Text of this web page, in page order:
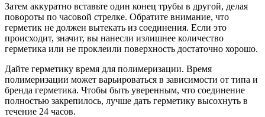
Затем аккуратно вставьте один конец трубы в другой, делая
повороты по часовой стрелке. Обратите внимание, что
герметик не должен вытекать из соединения. Если это
происходит, значит, вы нанесли излишнее количество
герметика или не проклеили поверхность достаточно хорошо.
Дайте герметику время для полимеризации. Время
полимеризации может варьироваться в зависимости от типа и
бренда герметика. Чтобы быть уверенным, что соединение
полностью закрепилось, лучше дать герметику высохнуть в
течение 24 часов.